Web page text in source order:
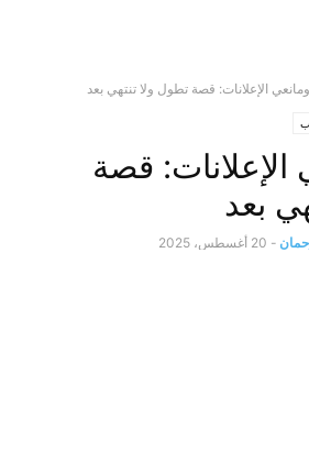
ومانعي الإعلانات: قصة تطول ولا تنتهي بعد
الإعلانات: قصة
بعد
- 20 أغسطس، 2025